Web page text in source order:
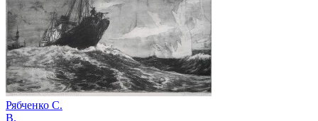
Рябченко С.
В.